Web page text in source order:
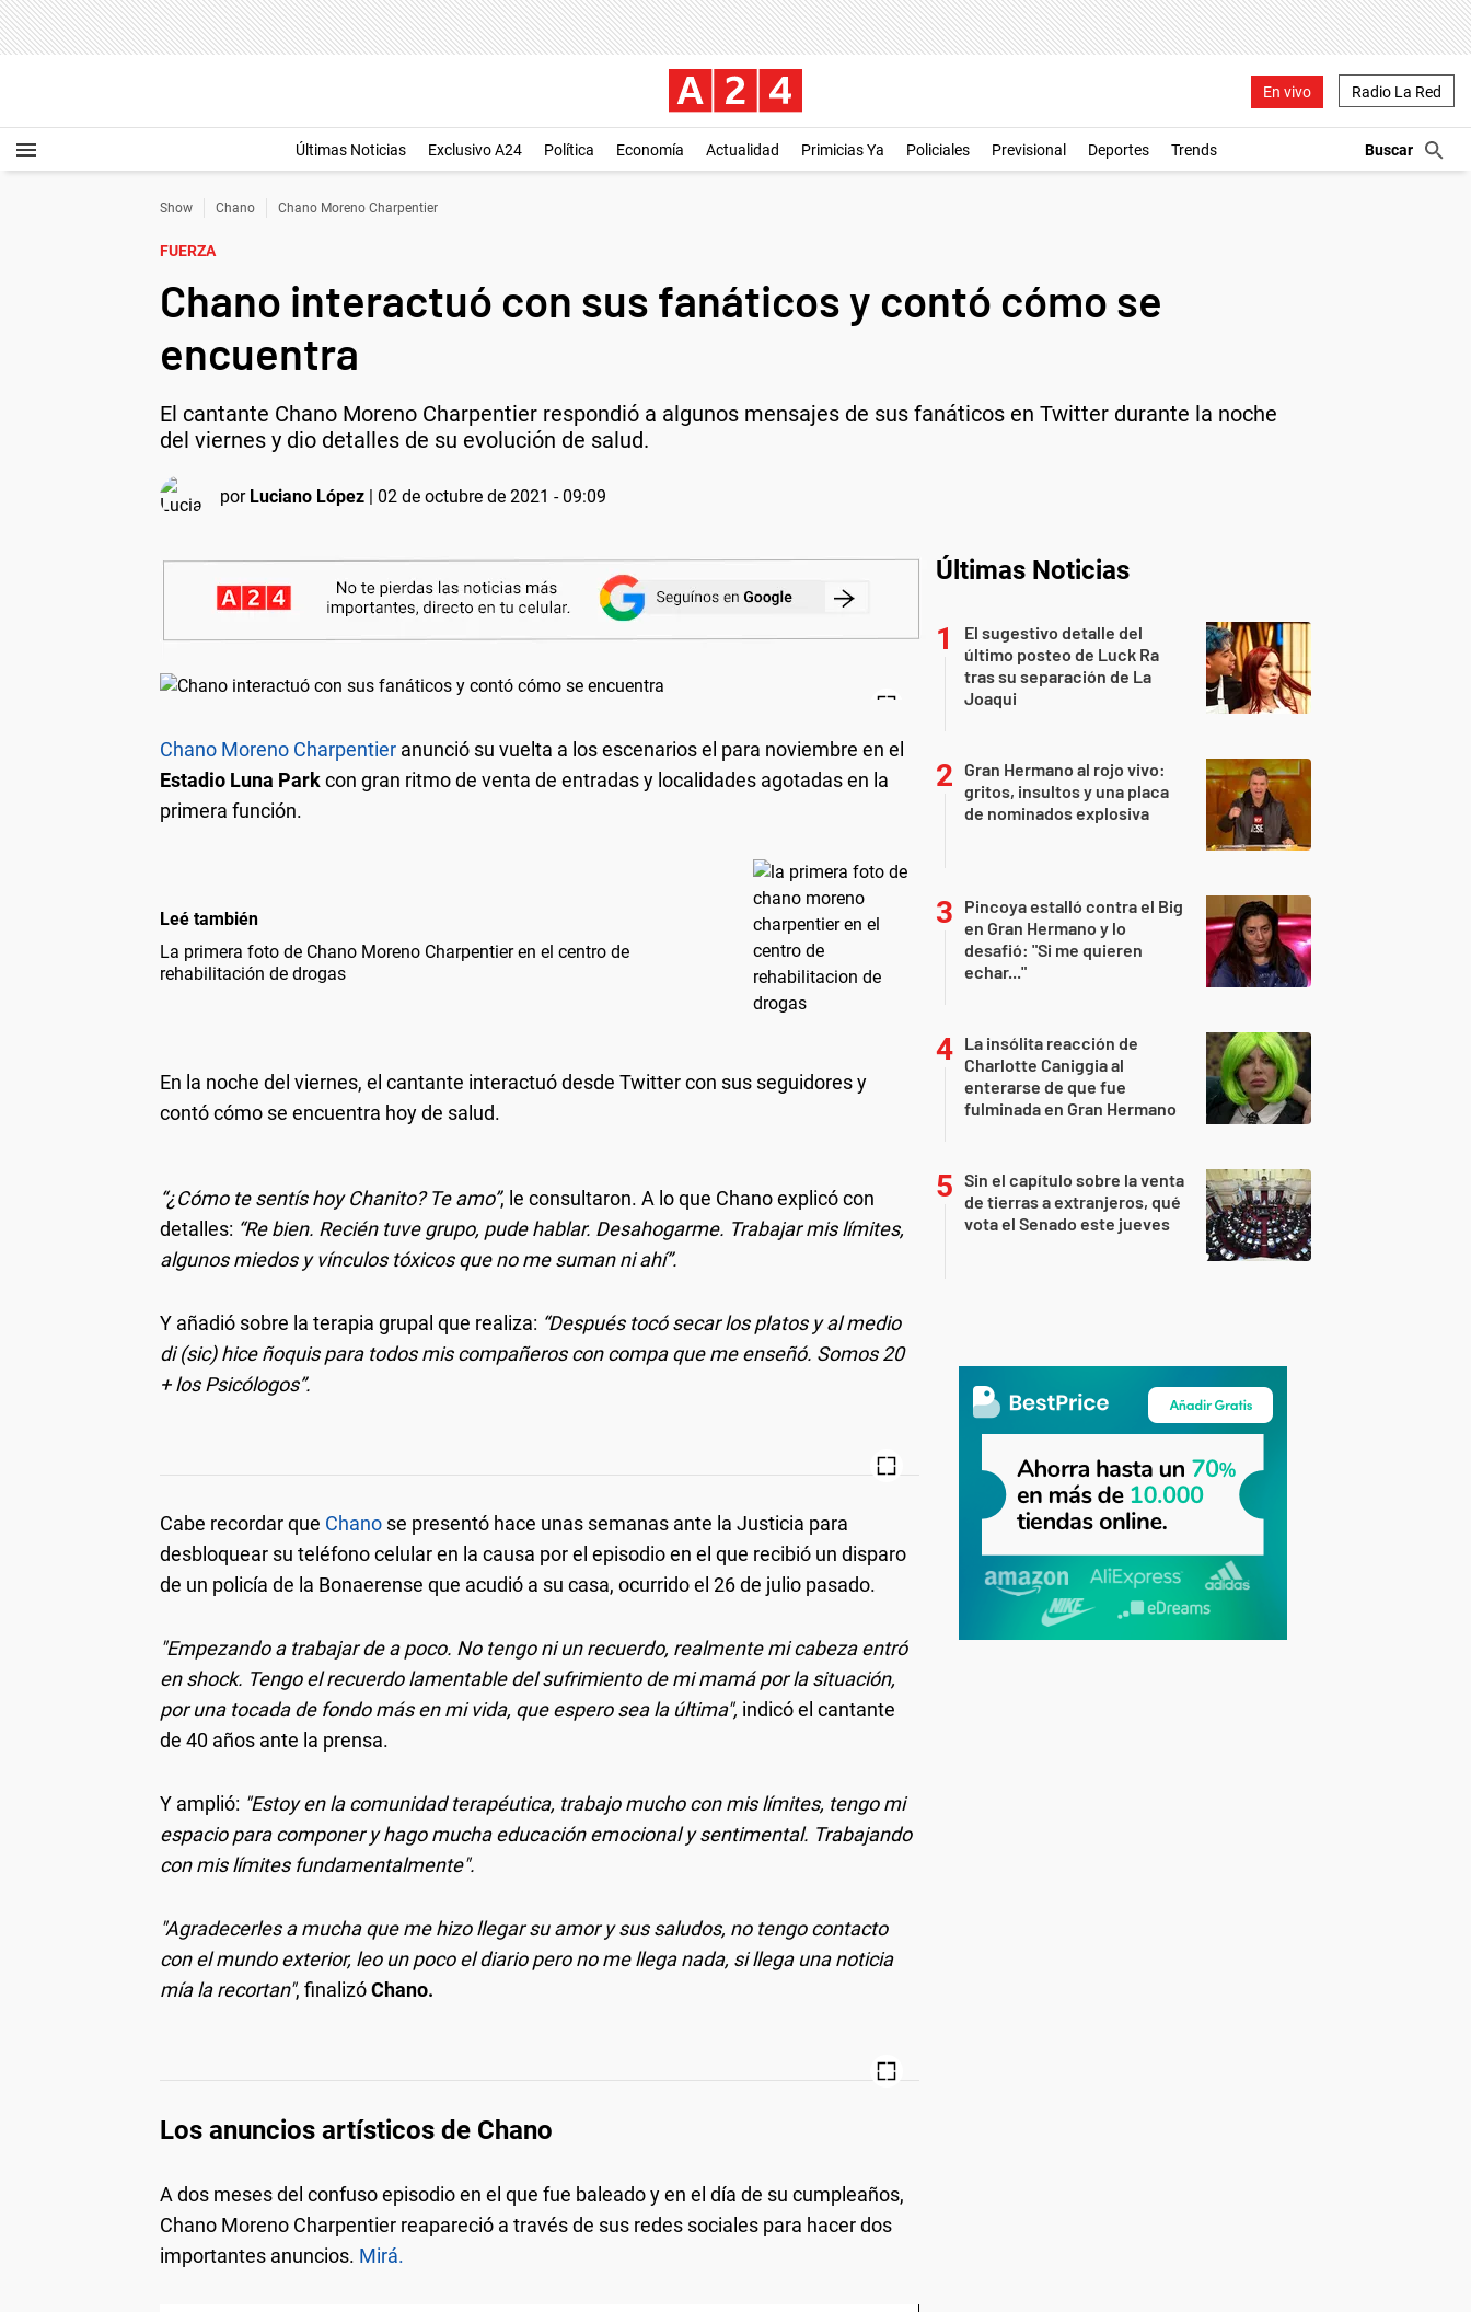
En vivo Radio La Red
Últimas Noticias Exclusivo A24 Política Economía Actualidad Primicias Ya Policiales Previsional Deportes Trends
Show Chano Chano Moreno Charpentier
FUERZA
Chano interactuó con sus fanáticos y contó cómo se
encuentra
El cantante Chano Moreno Charpentier respondió a algunos mensajes de sus fanáticos en Twitter durante la noche
del viernes y dio detalles de su evolución de salud.
por Luciano López | 02 de octubre de 2021 - 09:09
Chano Moreno Charpentier anunció su vuelta a los escenarios el para noviembre en el
Estadio Luna Parkcon gran ritmo de venta de entradas y localidades agotadas en la
primera función.
Leé también
La primera foto de Chano Moreno Charpentier en el centro de
rehabilitación de drogas
En la noche del viernes, el cantante interactuó desde Twitter con sus seguidores y
contó cómo se encuentra hoy de salud.
“¿Cómo te sentís hoy Chanito? Te amo”, le consultaron. A lo que Chano explicó con
detalles: “Re bien. Recién tuve grupo, pude hablar. Desahogarme. Trabajar mis límites,
algunos miedos y vínculos tóxicos que no me suman ni ahí”.
Y añadió sobre la terapia grupal que realiza: “Después tocó secar los platos y al medio
di (sic) hice ñoquis para todos mis compañeros con compa que me enseñó. Somos 20
+ los Psicólogos”.
Cabe recordar que Chano se presentó hace unas semanas ante la Justicia para
desbloquear su teléfono celular en la causa por el episodio en el que recibió un disparo
de un policía de la Bonaerense que acudió a su casa, ocurrido el 26 de julio pasado.
"Empezando a trabajar de a poco. No tengo ni un recuerdo, realmente mi cabeza entró
en shock. Tengo el recuerdo lamentable del sufrimiento de mi mamá por la situación,
por una tocada de fondo más en mi vida, que espero sea la última", indicó el cantante
de 40 años ante la prensa.
Y amplió: "Estoy en la comunidad terapéutica, trabajo mucho con mis límites, tengo mi
espacio para componer y hago mucha educación emocional y sentimental. Trabajando
con mis límites fundamentalmente".
"Agradecerles a mucha que me hizo llegar su amor y sus saludos, no tengo contacto
con el mundo exterior, leo un poco el diario pero no me llega nada, si llega una noticia
mía la recortan", finalizóChano.
Los anuncios artísticos de Chano
A dos meses del confuso episodio en el que fue baleado y en el día de su cumpleaños,
Chano Moreno Charpentier reapareció a través de sus redes sociales para hacer dos
importantes anuncios. Mirá.
Últimas Noticias
El sugestivo detalle del
último posteo de Luck Ra
tras su separación de La
Joaqui
Gran Hermano al rojo vivo:
gritos, insultos y una placa
de nominados explosiva
Pincoya estalló contra el Big
en Gran Hermano y lo
desafió: "Si me quieren
echar..."
La insólita reacción de
Charlotte Caniggia al
enterarse de que fue
fulminada en Gran Hermano
Sin el capítulo sobre la venta
de tierras a extranjeros, qué
vota el Senado este jueves